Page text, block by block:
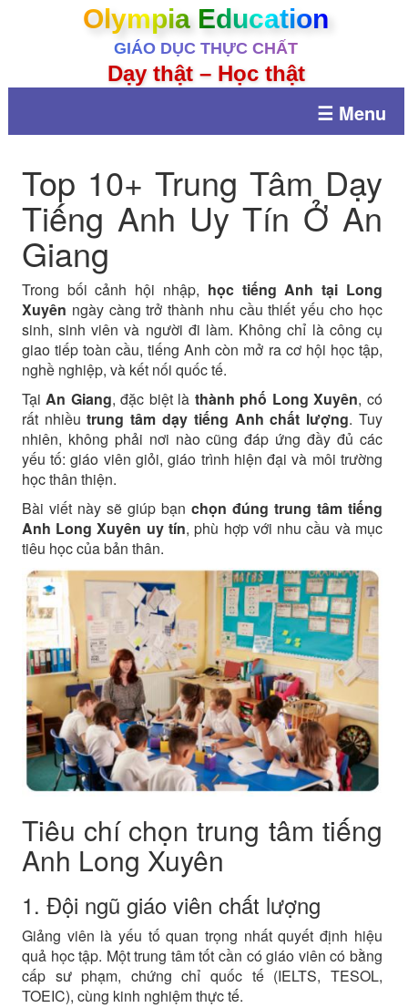
Olympia Education
GIÁO DỤC THỰC CHẤT
Dạy thật – Học thật
☰ Menu
Top 10+ Trung Tâm Dạy
Tiếng Anh Uy Tín Ở An
Giang
Trong bối cảnh hội nhập, học tiếng Anh tại Long
Xuyên ngày càng trở thành nhu cầu thiết yếu cho học
sinh, sinh viên và người đi làm. Không chỉ là công cụ
giao tiếp toàn cầu, tiếng Anh còn mở ra cơ hội học tập,
nghề nghiệp, và kết nối quốc tế.
TạiAn Giang, đặc biệt là thành phố Long Xuyên, có
rất nhiềutrung tâm dạy tiếng Anh chất lượng. Tuy
nhiên, không phải nơi nào cũng đáp ứng đầy đủ các
yếu tố: giáo viên giỏi, giáo trình hiện đại và môi trường
học thân thiện.
Bài viết này sẽ giúp bạn chọn đúng trung tâm tiếng
Anh Long Xuyên uy tín, phù hợp với nhu cầu và mục
tiêu học của bản thân.
Tiêu chí chọn trung tâm tiếng
Anh Long Xuyên
1. Đội ngũ giáo viên chất lượng
Giảng viên là yếu tố quan trọng nhất quyết định hiệu
quả học tập. Một trung tâm tốt cần có giáo viên có bằng
cấp sư phạm, chứng chỉ quốc tế (IELTS, TESOL,
TOEIC), cùng kinh nghiệm thực tế.